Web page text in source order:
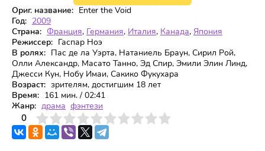
Ориг. название: Enter the Void
Год: 2009
Страна: Франция, Германия, Италия, Канада, Япония
Режиссер: Гаспар Ноэ
В ролях: Пас де ла Уэрта, Натаниель Браун, Сирил Рой,
Олли Александр, Масато Танно, Эд Спир, Эмили Элин Линд,
Джесси Кун, Нобу Имаи, Сакико Фукухара
Возраст: зрителям, достигшим 18 лет
Время: 161 мин. / 02:41
Жанр: драма фэнтези
0
4 6 7 8 9 10